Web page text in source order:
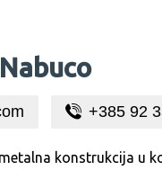
+385 92
konstrukcija u